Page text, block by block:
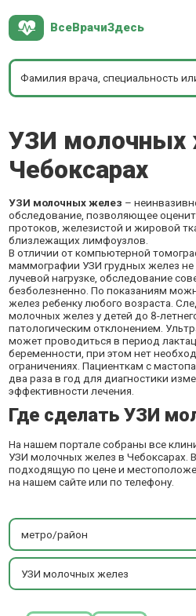
ВсеВрачиЗдесь
УЗИ молочных
Чебоксарах
УЗИ молочных желез –
обследование, позволяющее
протоков, железистой и жировой
близлежащих лимфоузлов.
В отличии от компьютерной
маммографии УЗИ грудных желез не
лучевой нагрузке, обследование
безболезненно. По показаниям
желез ребенку любого возраста.
молочных желез у детей до 8-
патологическим отклонением.
может проводиться в период
беременности, при этом нет
ограничениях. Пациенткам с
два раза в год для диагностики
эффективности лечения.
Где сделать УЗИ
На нашем портале собраны все
УЗИ молочных желез в Чебоксарах.
подходящую по цене и
на нашем сайте или по телефону.
метро/район
УЗИ молочных желез